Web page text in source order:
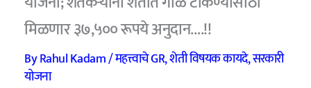
मिळणार ३७,५०० रूपये अनुदान….!!
ByRahul Kadam/महत्त्वाचे GR,शेती विषयक कायदे,सरकारी
योजना